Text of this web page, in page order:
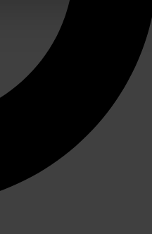
site met onze partners
met andere informatie die